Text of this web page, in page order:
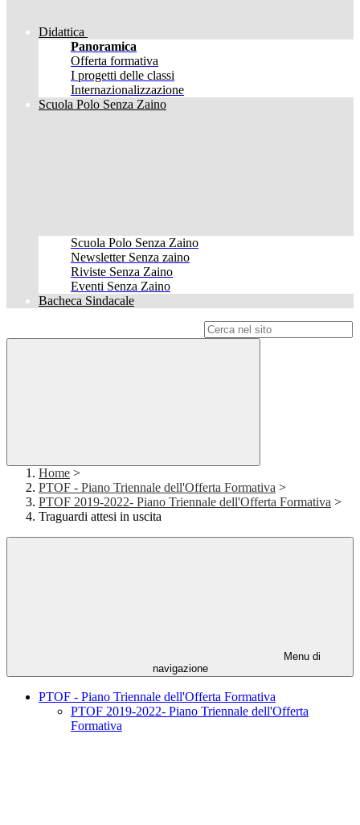
Didattica
Panoramica
Offerta formativa
I progetti delle classi
Internazionalizzazione
Scuola Polo Senza Zaino
Scuola Polo Senza Zaino
Newsletter Senza zaino
Riviste Senza Zaino
Eventi Senza Zaino
Bacheca Sindacale
Home >
PTOF - Piano Triennale dell'Offerta Formativa >
PTOF 2019-2022- Piano Triennale dell'Offerta Formativa >
Traguardi attesi in uscita
Menu di
navigazione
PTOF - Piano Triennale dell'Offerta Formativa
PTOF 2019-2022- Piano Triennale dell'Offerta
Formativa